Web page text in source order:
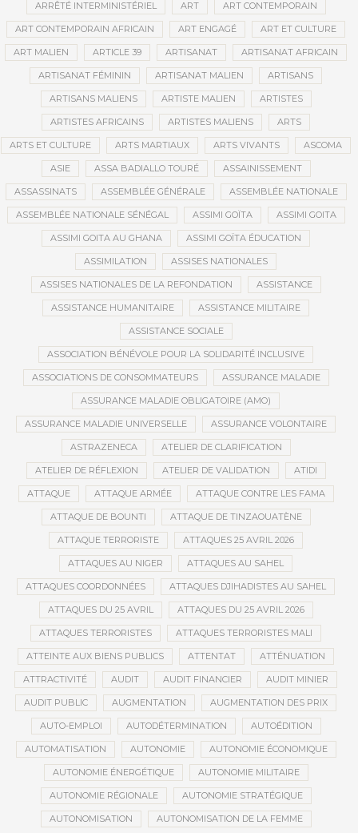
ARRÊTÉ INTERMINISTÉRIEL ART ART CONTEMPORAIN
ART CONTEMPORAIN AFRICAIN ART ENGAGÉ ART ET CULTURE
ART MALIEN ARTICLE 39 ARTISANAT ARTISANAT AFRICAIN
ARTISANAT FÉMININ ARTISANAT MALIEN ARTISANS
ARTISANS MALIENS ARTISTE MALIEN ARTISTES
ARTISTES AFRICAINS ARTISTES MALIENS ARTS
ARTS ET CULTURE ARTS MARTIAUX ARTS VIVANTS ASCOMA
ASIE ASSA BADIALLO TOURÉ ASSAINISSEMENT
ASSASSINATS ASSEMBLÉE GÉNÉRALE ASSEMBLÉE NATIONALE
ASSEMBLÉE NATIONALE SÉNÉGAL ASSIMI GOÏTA ASSIMI GOITA
ASSIMI GOITA AU GHANA ASSIMI GOÏTA ÉDUCATION
ASSIMILATION ASSISES NATIONALES
ASSISES NATIONALES DE LA REFONDATION ASSISTANCE
ASSISTANCE HUMANITAIRE ASSISTANCE MILITAIRE
ASSISTANCE SOCIALE
ASSOCIATION BÉNÉVOLE POUR LA SOLIDARITÉ INCLUSIVE
ASSOCIATIONS DE CONSOMMATEURS ASSURANCE MALADIE
ASSURANCE MALADIE OBLIGATOIRE (AMO)
ASSURANCE MALADIE UNIVERSELLE ASSURANCE VOLONTAIRE
ASTRAZENECA ATELIER DE CLARIFICATION
ATELIER DE RÉFLEXION ATELIER DE VALIDATION ATIDI
ATTAQUE ATTAQUE ARMÉE ATTAQUE CONTRE LES FAMA
ATTAQUE DE BOUNTI ATTAQUE DE TINZAOUATÈNE
ATTAQUE TERRORISTE ATTAQUES 25 AVRIL 2026
ATTAQUES AU NIGER ATTAQUES AU SAHEL
ATTAQUES COORDONNÉES ATTAQUES DJIHADISTES AU SAHEL
ATTAQUES DU 25 AVRIL ATTAQUES DU 25 AVRIL 2026
ATTAQUES TERRORISTES ATTAQUES TERRORISTES MALI
ATTEINTE AUX BIENS PUBLICS ATTENTAT ATTÉNUATION
ATTRACTIVITÉ AUDIT AUDIT FINANCIER AUDIT MINIER
AUDIT PUBLIC AUGMENTATION AUGMENTATION DES PRIX
AUTO-EMPLOI AUTODÉTERMINATION AUTOÉDITION
AUTOMATISATION AUTONOMIE AUTONOMIE ÉCONOMIQUE
AUTONOMIE ÉNERGÉTIQUE AUTONOMIE MILITAIRE
AUTONOMIE RÉGIONALE AUTONOMIE STRATÉGIQUE
AUTONOMISATION AUTONOMISATION DE LA FEMME